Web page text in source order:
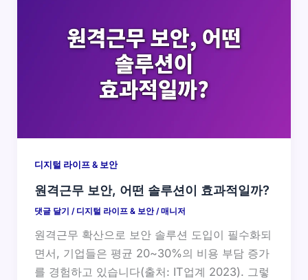
디지털 라이프 & 보안
원격근무 보안, 어떤 솔루션이 효과적일까?
댓글 달기 / 디지털 라이프 & 보안/매니저
원격근무 확산으로 보안 솔루션 도입이 필수화되
면서, 기업들은 평균 20~30%의 비용 부담 증가
를 경험하고 있습니다(출처: IT업계 2023). 그렇